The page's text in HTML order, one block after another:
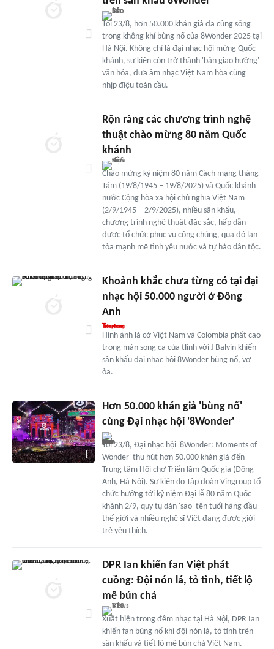
Tối 23/8, hơn 50.000 khán giả đã cùng sống
trong không khí bùng nổ của 8Wonder 2025 tại
Hà Nội. Không chỉ là đại nhạc hội mừng Quốc
khánh, sự kiện còn trở thành 'bản giao hưởng'
văn hóa, đưa âm nhạc Việt Nam hòa cùng
nhịp điệu toàn cầu.
Rộn ràng các chương trình nghệ
thuật chào mừng 80 năm Quốc
khánh
Chào mừng kỷ niệm 80 năm Cách mạng tháng
Tám (19/8/1945 – 19/8/2025) và Quốc khánh
nước Cộng hòa xã hội chủ nghĩa Việt Nam
(2/9/1945 – 2/9/2025), nhiều sân khấu,
chương trình nghệ thuật đặc sắc, hấp dẫn
được tổ chức phục vụ công chúng, qua đó lan
tỏa mạnh mẽ tình yêu nước và tự hào dân tộc.
Khoảnh khắc chưa từng có tại đại
nhạc hội 50.000 người ở Đông
Anh
Hình ảnh lá cờ Việt Nam và Colombia phất cao
trong màn song ca của tlinh với J Balvin khiến
sân khấu đại nhạc hội 8Wonder bùng nổ, vỡ
òa.
Hơn 50.000 khán giả 'bùng nổ'
cùng Đại nhạc hội '8Wonder'
Tối 23/8, Đại nhạc hội '8Wonder: Moments of
Wonder' thu hút hơn 50.000 khán giả đến
Trung tâm Hội chợ Triển lãm Quốc gia (Đông
Anh, Hà Nội). Sự kiện do Tập đoàn Vingroup tổ
chức hướng tới kỷ niệm Đại lễ 80 năm Quốc
khánh 2/9, quy tụ dàn 'sao' tên tuổi hàng đầu
thế giới và nhiều nghệ sĩ Việt đang được giới
trẻ yêu thích.
DPR Ian khiến fan Việt phát
cuồng: Đội nón lá, tỏ tình, tiết lộ
mê bún chả
Xuất hiện trong đêm nhạc tại Hà Nội, DPR Ian
khiến fan bùng nổ khi đội nón lá, tỏ tình trên
sân khấu và tiết lộ mê bún chả Việt Nam.